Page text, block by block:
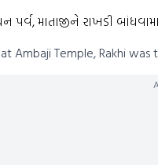
પર્વ, માતાજીને રાખડી
Ambaji Temple, Rakhi